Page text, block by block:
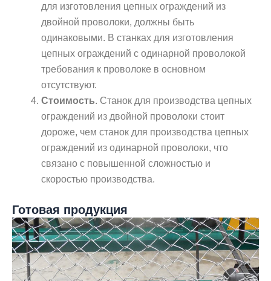
для изготовления цепных ограждений из
двойной проволоки, должны быть
одинаковыми. В станках для изготовления
цепных ограждений с одинарной проволокой
требования к проволоке в основном
отсутствуют.
Стоимость. Станок для производства цепных
ограждений из двойной проволоки стоит
дороже, чем станок для производства цепных
ограждений из одинарной проволоки, что
связано с повышенной сложностью и
скоростью производства.
Готовая продукция